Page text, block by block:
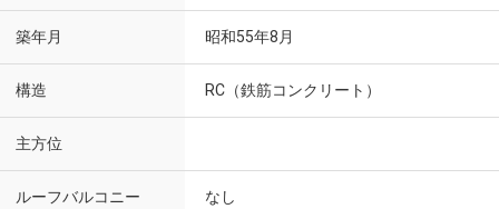
築年月 昭和55年8月
構造 RC（鉄筋コンクリート）
主方位
ルーフバルコニー なし